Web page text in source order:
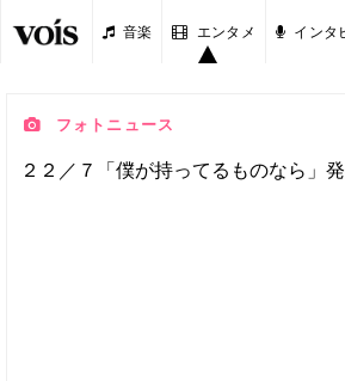
音楽 エンタメ インタ
フォトニュース
２２／７「僕が持ってるものなら」